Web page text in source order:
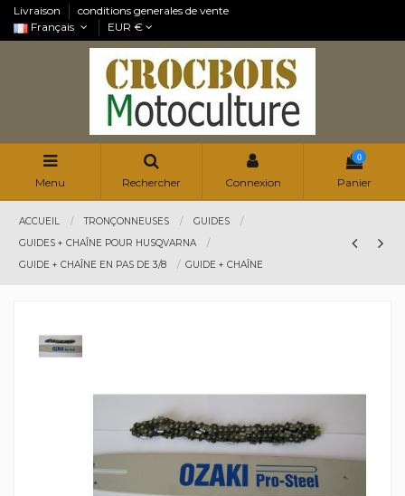
Livraison
conditions generales de vente
Français
EUR €
Menu Rechercher Connexion
0
Panier
ACCUEIL TRONÇONNEUSES
GUIDES
GUIDES + CHAÎNE POUR HUSQVARNA
GUIDE + CHAÎNE EN PAS DE 3/8
GUIDE + CHAÎNE